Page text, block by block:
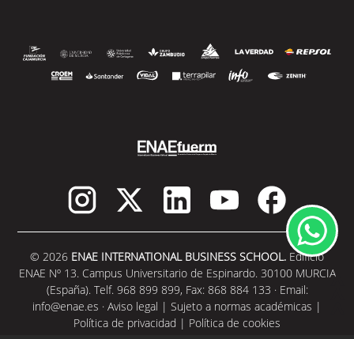
© 2026 ENAE INTERNATIONAL BUSINESS SCHOOL. Edificio
ENAE Nº 13. Campus Universitario de Espinardo. 30100 MURCIA
(España). Telf. 968 899 899, Fax: 868 884 133 · Email:
info@enae.es · Aviso legal | Sujeto a normas académicas |
Política de privacidad | Política de cookies